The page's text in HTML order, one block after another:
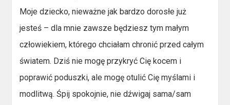
Moje dziecko, nieważne jak bardzo dorosłe już
jesteś – dla mnie zawsze będziesz tym małym
człowiekiem, którego chciałam chronić przed całym
światem. Dziś nie mogę przykryć Cię kocem i
poprawić poduszki, ale mogę otulić Cię myślami i
modlitwą. Śpij spokojnie, nie dźwigaj sama/sam